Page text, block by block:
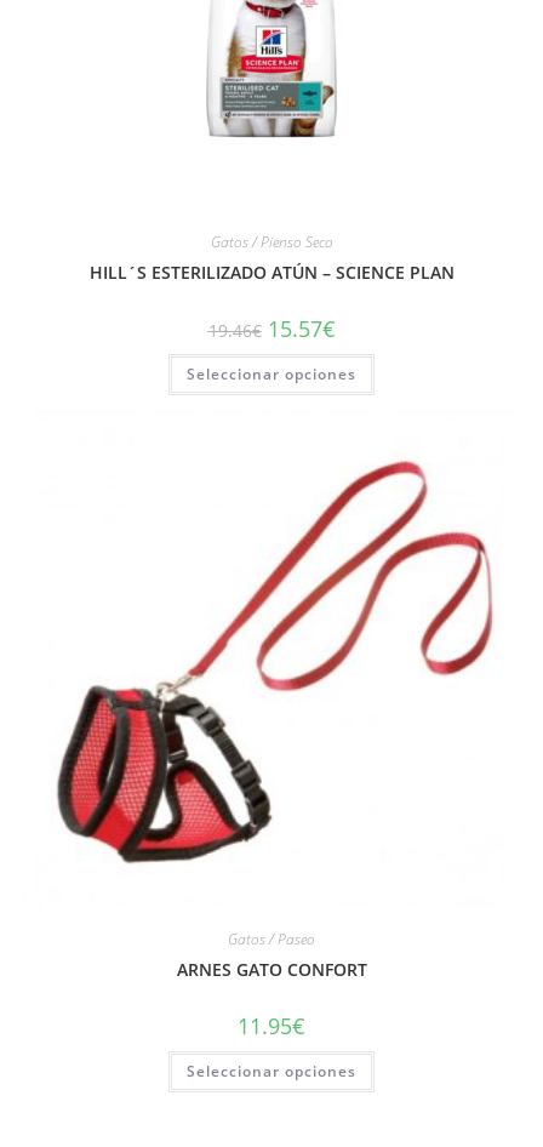
Gatos / Pienso Seco
HILL´S ESTERILIZADO ATÚN – SCIENCE PLAN
19.46€ 15.57€
Seleccionar opciones
Gatos / Paseo
ARNES GATO CONFORT
11.95€
Seleccionar opciones